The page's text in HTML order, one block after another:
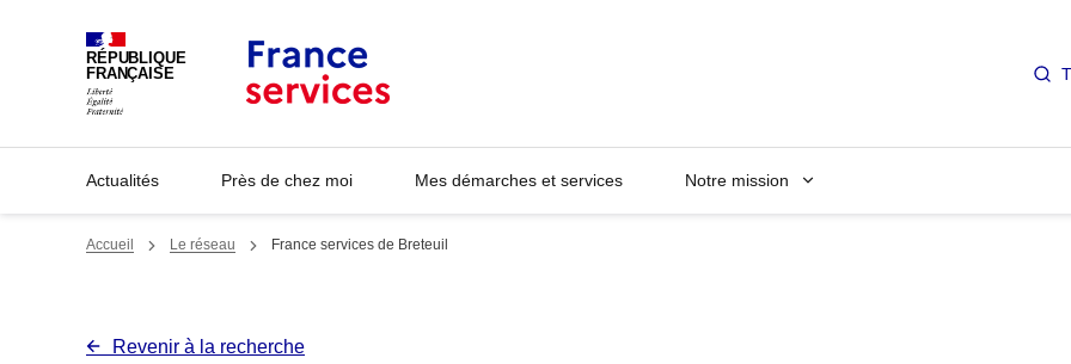
RÉPUBLIQUE
FRANÇAISE
Actualités Près de chez moi Mes démarches et services Notre mission
Accueil Le réseau France services de Breteuil
Revenir à la recherche